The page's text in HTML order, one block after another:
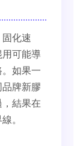
化速
可能導
如果一
牌新膠
結果在
。